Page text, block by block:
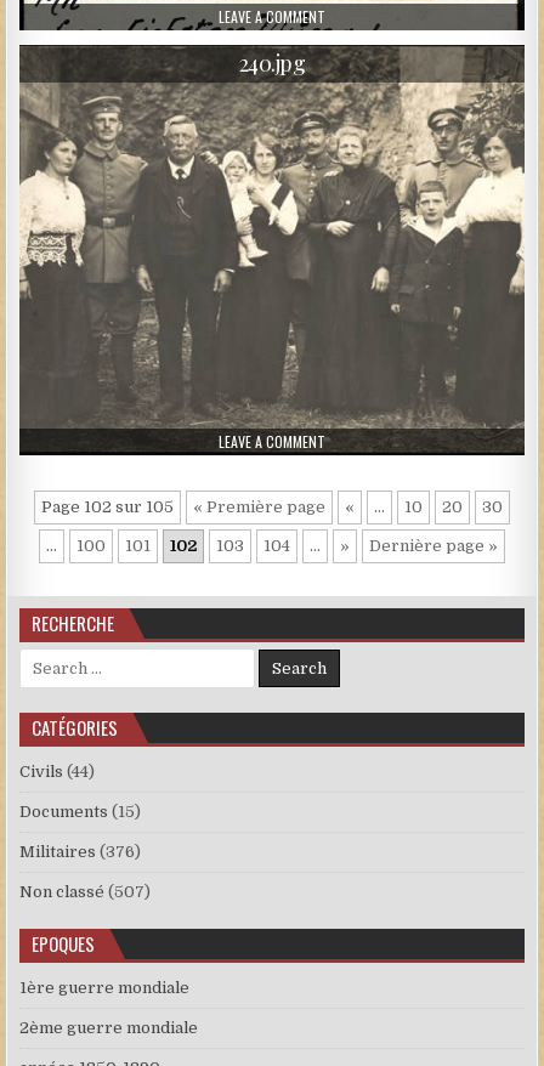
LEAVE A COMMENT
LEAVE A COMMENTON 240.JPG
240.jpg
Page 102 sur 105 « Première page « … 10 20 30
… 100 101 102 103 104 … » Dernière page »
RECHERCHE
Search for:
CATÉGORIES
Civils (44)
Documents (15)
Militaires (376)
Non classé (507)
EPOQUES
1ère guerre mondiale
2ème guerre mondiale